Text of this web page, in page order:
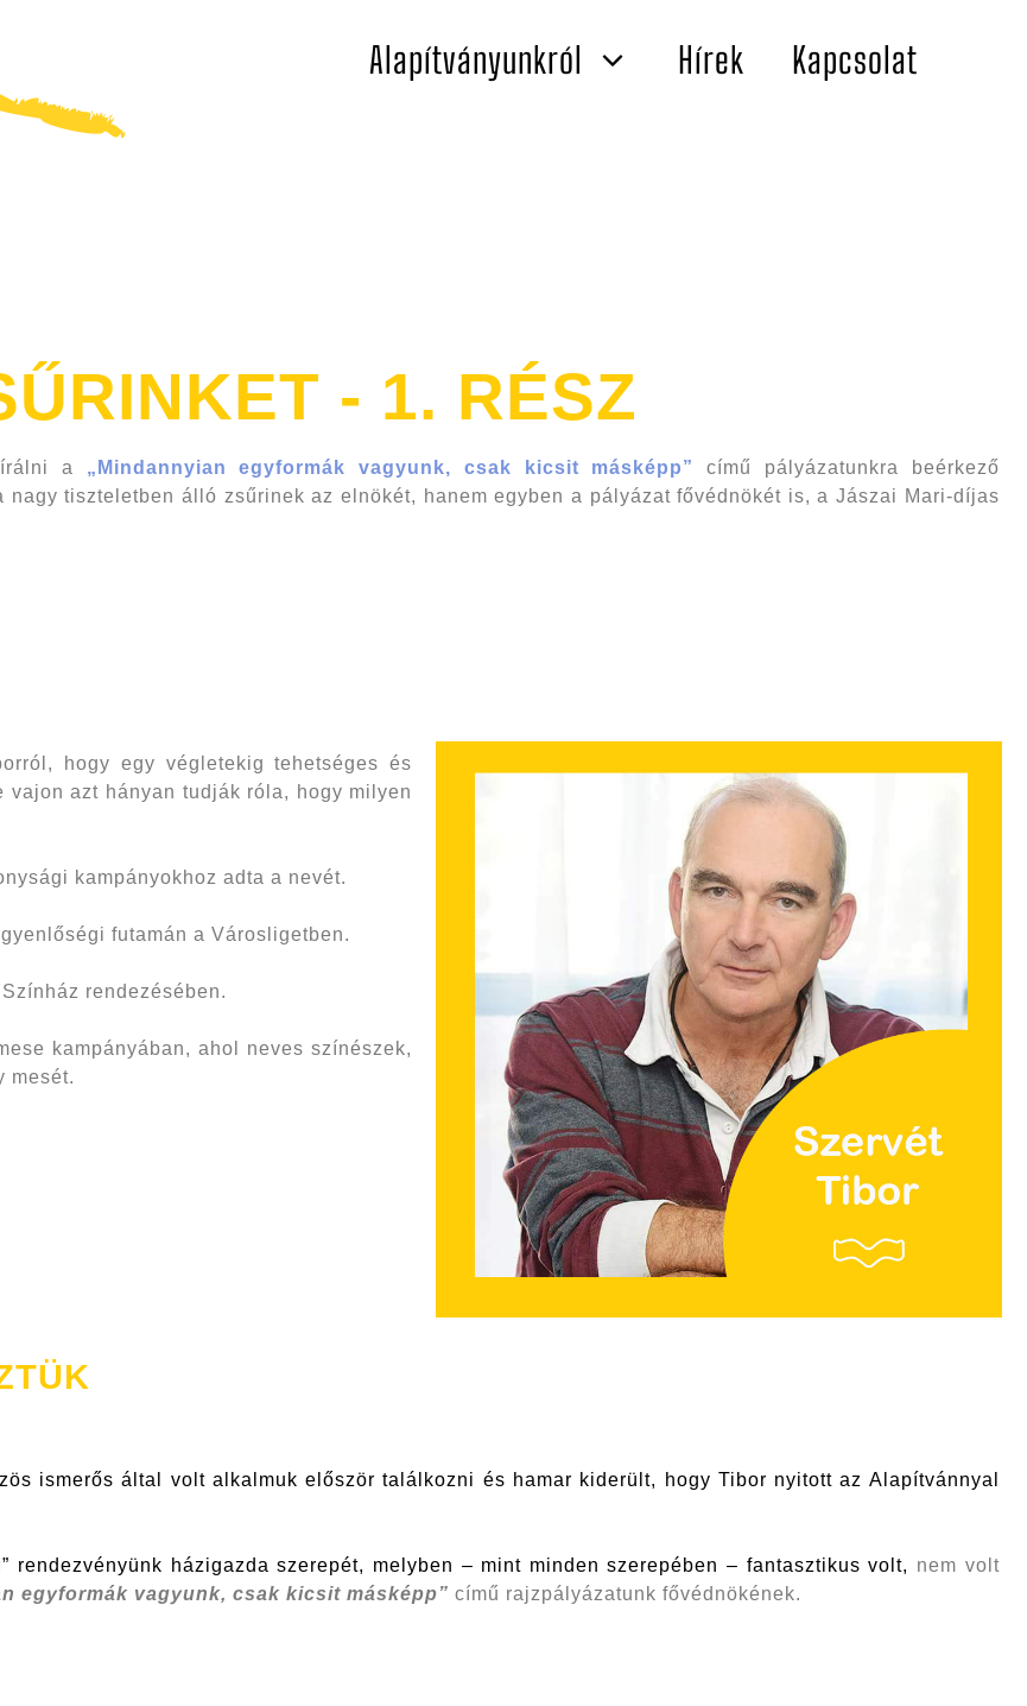
Alapítványunkról Hírek Kapcsolat
- 1. RÉSZ
a „Mindannyian egyformák vagyunk, csak kicsit másképp”
című pályázatunkra beérkező
nagy tiszteletben álló zsűrinek az elnökét, hanem egyben a pályázat fővédnökét is, a Jászai Mari-díjas
hogy egy végletekig tehetséges és
vajon azt hányan tudják róla, hogy milyen
kampányokhoz adta a nevét.
futamán a Városligetben.
rendezésében.
kampányában, ahol neves színészek,
mesét.
ismerős által volt alkalmuk először találkozni és hamar kiderült, hogy Tibor nyitott az Alapítvánnyal
rendezvényünk házigazda szerepét, melyben – mint minden szerepében – fantasztikus volt, nem volt
egyformák vagyunk, csak kicsit másképp” című rajzpályázatunk fővédnökének.